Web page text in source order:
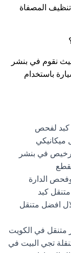
المصفاة
حيث نقوم في بنشر
باستخدام
كبد لفحص
ميكانيكي
رخيص في بنشر
الدارة
كبد
افضل متنقل
متنقل في الكويت
تجي البيت في